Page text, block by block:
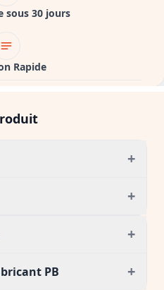
sous 30 jours
Rapide
+
+
+
PB +